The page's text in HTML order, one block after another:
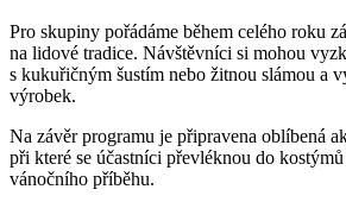
Pro skupiny pořádáme během celého roku
na lidové tradice. Návštěvníci si mohou
s kukuřičným šustím nebo žitnou slámou a
výrobek.
Na závěr programu je připravena oblíbená
při které se účastníci převléknou do kostýmů
vánočního příběhu.